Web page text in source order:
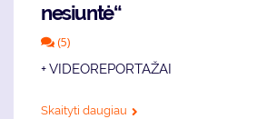
nesiuntė“
(5)
+ VIDEOREPORTAŽAI
Skaityti daugiau